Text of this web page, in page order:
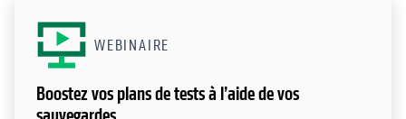
WEBINAIRE
Boostez vos plans de tests à l’aide de vos